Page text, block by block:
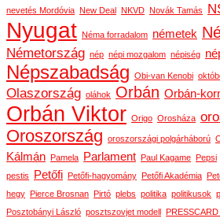
nevetés Mordóvia New Deal NKVD Novák Tamás
Nyugat Néma forradalom németek
Németország nép népi mozgalom népiség
Népszabadság Obi-van Kenobi
Olaszország oláhok Orbán Orbán-
Orbán Viktor Origo Orosháza
Oroszország oroszországi polgárháború
Kálmán
Pamela Parlament Paul Kagame Pepsi
pestis Petőfi Petőfi-hagyomány Petőfi Akadémia
hegy
Pierce Brosnan Pirtó plebs politika politikusok
Posztobányi László posztszovjet modell PRESSCARD